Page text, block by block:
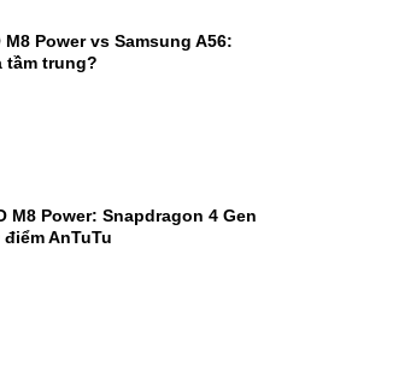
M8 Power vs Samsung A56:
tầm trung?
M8 Power: Snapdragon 4 Gen
AnTuTu